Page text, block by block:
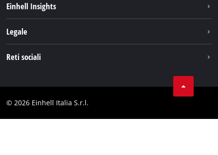
Chi siamo
Einhell Insights
Einhell prodotti
Legale
Comformità
Reti sociali
Linkedin
© 2026 Einhell Italia S.r.l.